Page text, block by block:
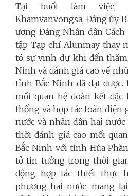
Tại buổi làm việc,
Khamvanvongsa, Đảng ủy
ương Đảng Nhân dân
tập Tạp chí Alunmay thay
tỏ sự vinh dự khi đến
Ninh và đánh giá cao về
tỉnh Bắc Ninh đã đạt
mối quan hệ đoàn kết
thống và hợp tác toàn diện
nước và nhân dân hai
thời đánh giá cao mối
Bắc Ninh với tỉnh Hủa
tỏ tin tưởng trong thời
động hợp tác thiết thực
phương hai nước, mang